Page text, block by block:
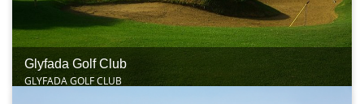
Glyfada Golf Club
GLYFADA GOLF CLUB